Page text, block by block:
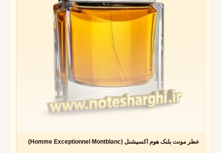
عطر مونت بلنک هوم اکسپشنل (Homme Exceptionnel Montblanc)